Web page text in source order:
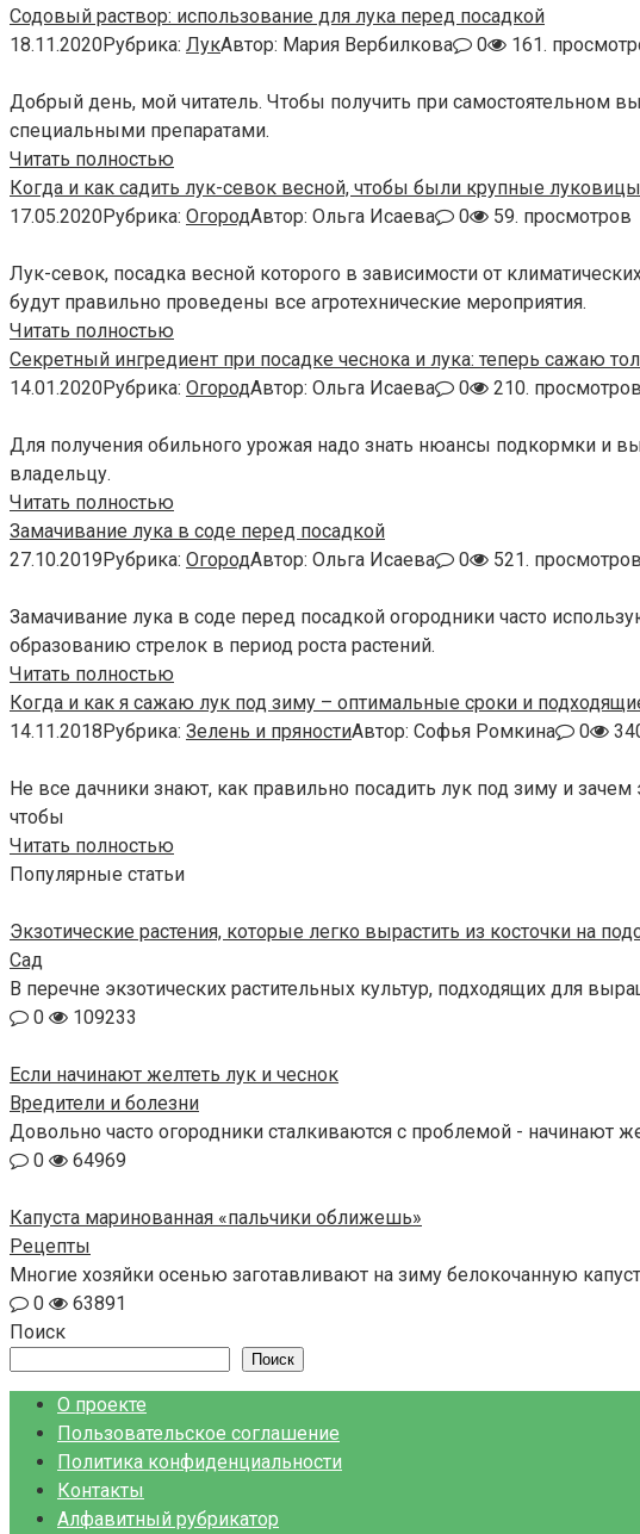
Содовый раствор: использование для лука перед посадкой
18.11.2020Рубрика: ЛукАвтор: Мария Вербилкова 0 161.
Добрый день, мой читатель. Чтобы получить при самостоятельном
специальными препаратами.
Читать полностью
Когда и как садить лук-севок весной, чтобы были крупные луковицы
17.05.2020Рубрика: ОгородАвтор: Ольга Исаева 0 59. просмотров
Лук-севок, посадка весной которого в зависимости от
будут правильно проведены все агротехнические мероприятия.
Читать полностью
Секретный ингредиент при посадке чеснока и лука: теперь сажаю
14.01.2020Рубрика: ОгородАвтор: Ольга Исаева 0 210. просмотров
Для получения обильного урожая надо знать нюансы подкормки и
владельцу.
Читать полностью
Замачивание лука в соде перед посадкой
27.10.2019Рубрика: ОгородАвтор: Ольга Исаева 0 521. просмотров
Замачивание лука в соде перед посадкой огородники часто
образованию стрелок в период роста растений.
Читать полностью
Когда и как я сажаю лук под зиму – оптимальные сроки и
14.11.2018Рубрика: Зелень и пряностиАвтор: Софья Ромкина 0
Не все дачники знают, как правильно посадить лук под зиму и
чтобы
Читать полностью
Популярные статьи
Экзотические растения, которые легко вырастить из косточки на
Сад
В перечне экзотических растительных культур, подходящих для
0
109233
Если начинают желтеть лук и чеснок
Вредители и болезни
Довольно часто огородники сталкиваются с проблемой - начинают
0
64969
Капуста маринованная «пальчики оближешь»
Рецепты
Многие хозяйки осенью заготавливают на зиму белокочанную
0
63891
Поиск
Поиск
О проекте
Пользовательское соглашение
Политика конфиденциальности
Контакты
Алфавитный рубрикатор